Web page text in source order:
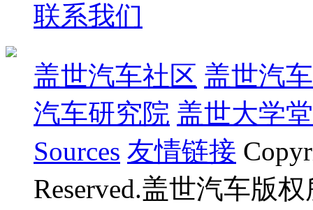
联系我们
盖世汽车社区 盖世汽
汽车研究院 盖世大学堂
Sources 友情链接
Reserved.盖世汽车版